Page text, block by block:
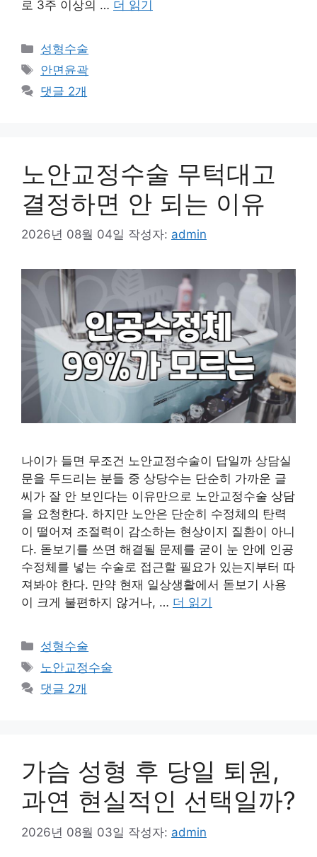
로 3주 이상의 … 더 읽기
카
테
리
성형수술
태
그
안면윤곽
댓글 2개
노안교정수술 무턱대고
결정하면 안 되는 이유
2026년 08월 04일 작성자: admin
나이가 들면 무조건 노안교정수술이 답일까 상담실
문을 두드리는 분들 중 상당수는 단순히 가까운 글
씨가 잘 안 보인다는 이유만으로 노안교정수술 상담
을 요청한다. 하지만 노안은 단순히 수정체의 탄력
이 떨어져 조절력이 감소하는 현상이지 질환이 아니
다. 돋보기를 쓰면 해결될 문제를 굳이 눈 안에 인공
수정체를 넣는 수술로 접근할 필요가 있는지부터 따
져봐야 한다. 만약 현재 일상생활에서 돋보기 사용
이 크게 불편하지 않거나, … 더 읽기
카
테
리
성형수술
태
그
노안교정수술
댓글 2개
가슴 성형 후 당일 퇴원,
과연 현실적인 선택일까?
2026년 08월 03일 작성자: admin